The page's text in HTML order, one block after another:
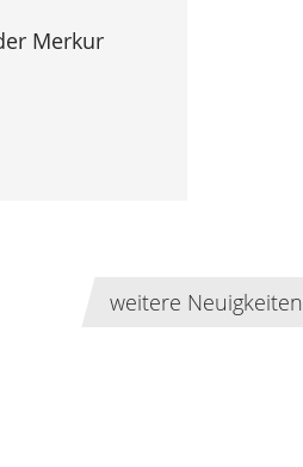
Merkur
weitere Neuigkeiten